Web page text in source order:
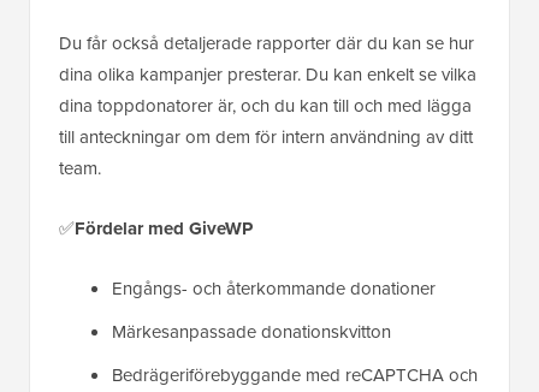
Du får också detaljerade rapporter där du kan se hur
dina olika kampanjer presterar. Du kan enkelt se vilka
dina toppdonatorer är, och du kan till och med lägga
till anteckningar om dem för intern användning av ditt
team.
✅Fördelar med GiveWP
Engångs- och återkommande donationer
Märkesanpassade donationskvitton
Bedrägeriförebyggande med reCAPTCHA och